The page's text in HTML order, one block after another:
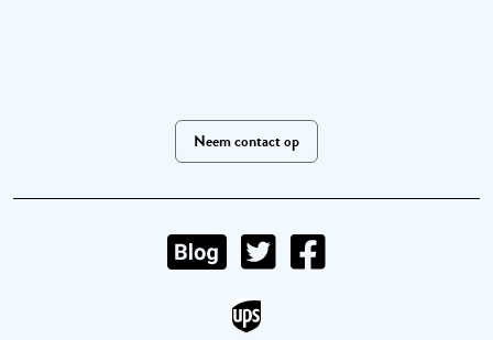
Neem contact op